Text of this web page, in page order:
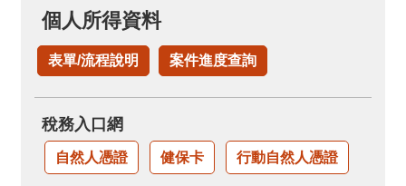
個人所得資料
表單/流程說明 案件進度查詢
稅務入口網
自然人憑證 健保卡 行動自然人憑證